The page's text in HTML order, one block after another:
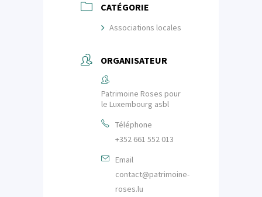
CATÉGORIE
Associations locales
ORGANISATEUR
Patrimoine Roses pour
le Luxembourg asbl
Téléphone
+352 661 552 013
Email
contact@patrimoine-
roses.lu